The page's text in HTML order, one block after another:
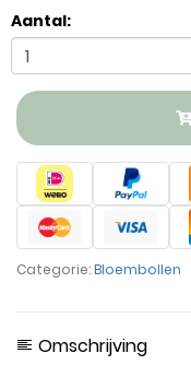
Aantal:
Categorie:Bloembollen
Omschrijving